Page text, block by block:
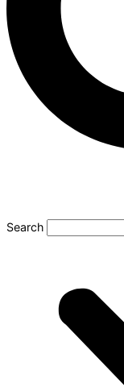
Search